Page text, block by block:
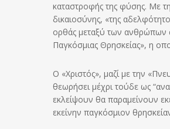
καταστροφής της φύσης. Με
δικαιοσύνης, «της
ορθάς μεταξύ των ανθρώπων
Παγκόσμιας Θρησκείας», η
Ο «Χριστός», μαζί με την
θεωρήσει μέχρι τούδε ως
εκλείψουν θα παραμείνουν
εκείνην παγκόσμιον